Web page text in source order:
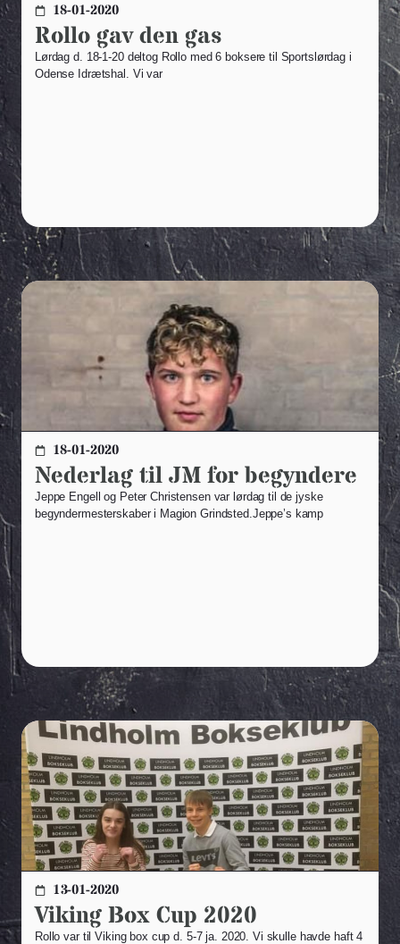
18-01-2020
Rollo gav den gas
Lørdag d. 18-1-20 deltog Rollo med 6 boksere til Sportslørdag i
Odense Idrætshal. Vi var
18-01-2020
Nederlag til JM for begyndere
Jeppe Engell og Peter Christensen var lørdag til de jyske
begyndermesterskaber i Magion Grindsted.Jeppe’s kamp
13-01-2020
Viking Box Cup 2020
Rollo var til Viking box cup d. 5-7 ja. 2020. Vi skulle havde haft 4